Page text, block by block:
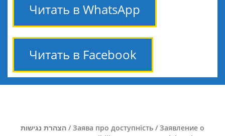
Читать в WhatsApp
Читать в Facebook
הצהרת נגישות / Заява про доступність / Заявление о